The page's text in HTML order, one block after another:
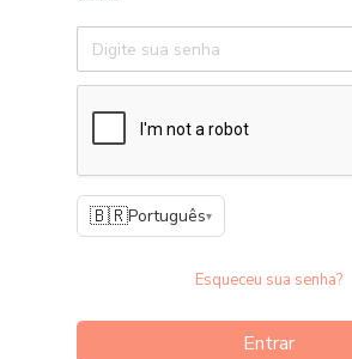
🇧🇷Português▾
Esqueceu sua senha?
Entrar